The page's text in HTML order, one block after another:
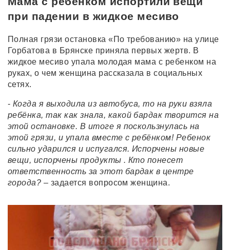
при падении в жидкое месиво
Полная грязи остановка «По требованию» на улице
Горбатова в Брянске приняла первых жертв. В
жидкое месиво упала молодая мама с ребенком на
руках, о чем женщина рассказала в социальных
сетях.
- Когда я выходила из автобуса,то на руки взяла
ребёнка,так как знала, какой бардак творится на
этой остановке. В итоге я поскользнулась на
этой грязи, и упала вместе с ребёнком! Ребенок
сильно ударился и испугался. Испорчены новые
вещи, испорчены продукты . Кто понесет
ответственность за этот бардак в центре
города? – задается вопросом женщина.